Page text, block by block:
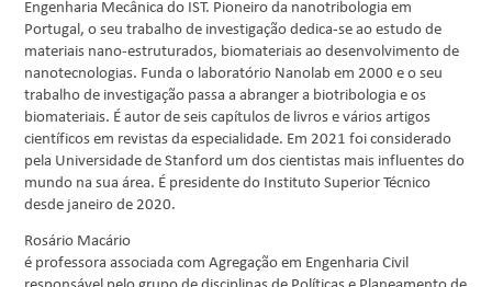
Engenharia Mecânica do IST. Pioneiro da nanotribologia em
Portugal, o seu trabalho de investigação dedica-se ao estudo de
materiais nano-estruturados, biomateriais ao desenvolvimento de
nanotecnologias. Funda o laboratório Nanolab em 2000 e o seu
trabalho de investigação passa a abranger a biotribologia e os
biomateriais. É autor de seis capítulos de livros e vários artigos
científicos em revistas da especialidade. Em 2021 foi considerado
pela Universidade de Stanford um dos cientistas mais influentes do
mundo na sua área. É presidente do Instituto Superior Técnico
desde janeiro de 2020.
Rosário Macário
é professora associada com Agregação em Engenharia Civil